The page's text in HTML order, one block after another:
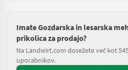
Imate Gozdarska in lesarska
prikolica za prodajo?
Na Landwirt.com dosežete več kot
uporabnikov.